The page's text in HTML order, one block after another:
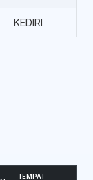
KEDIRI
TEMPAT